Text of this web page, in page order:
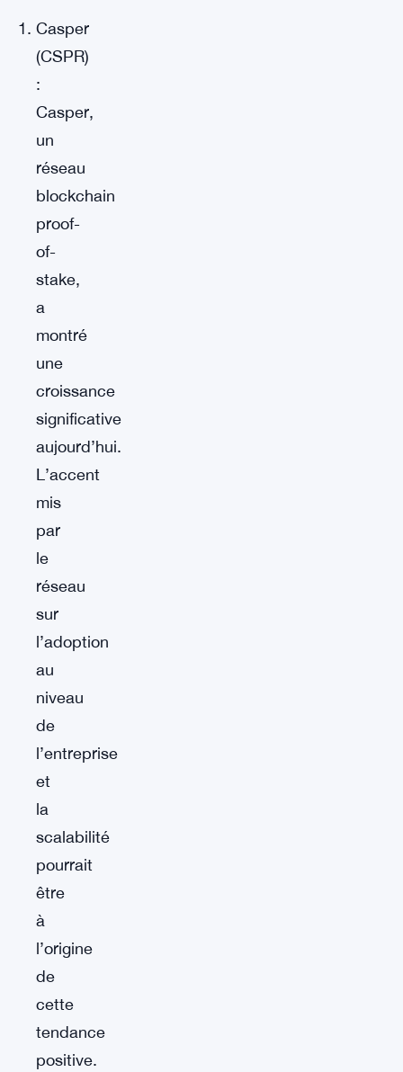
Casper
(CSPR)
:
Casper,
un
réseau
blockchain
proof-
of-
stake,
a
montré
une
croissance
significative
aujourd’hui.
L’accent
mis
par
le
réseau
sur
l’adoption
au
niveau
de
l’entreprise
et
la
scalabilité
pourrait
être
à
l’origine
de
cette
tendance
positive.